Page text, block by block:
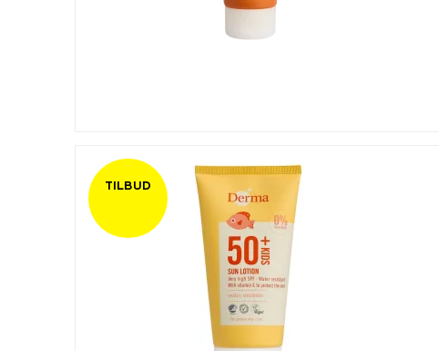
TILBUD